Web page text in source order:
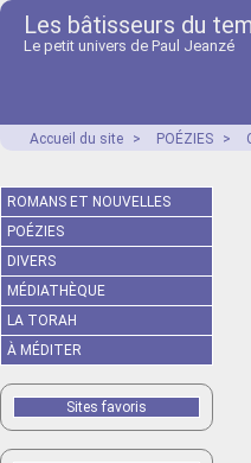
Les bâtisseurs du
Le petit univers de Paul Jeanzé
Accueil du site > POÉZIES >
ROMANS ET NOUVELLES
POÉZIES
DIVERS
MÉDIATHÈQUE
LA TORAH
À MÉDITER
Sites favoris